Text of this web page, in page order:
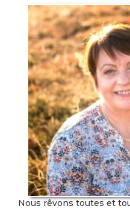
Nous rêvons toutes et